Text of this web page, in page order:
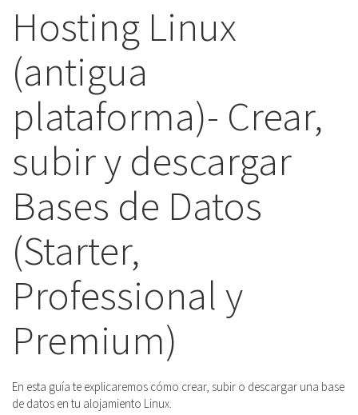
Hosting Linux
(antigua
plataforma)- Crear,
subir y descargar
Bases de Datos
(Starter,
Professional y
Premium)
En esta guía te explicaremos cómo crear, subir o descargar una base
de datos en tu alojamiento Linux.